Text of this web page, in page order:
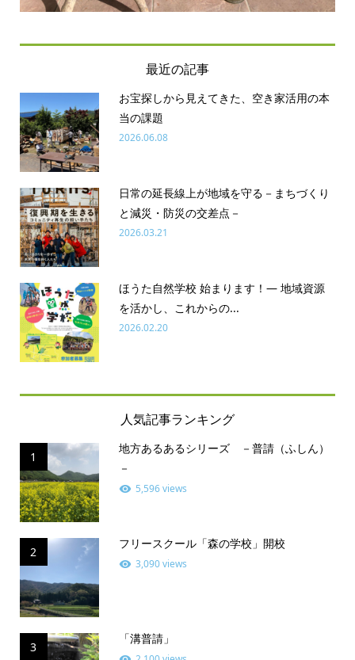
最近の記事
お宝探しから見えてきた、空き家活用の本
当の課題
2026.06.08
日常の延長線上が地域を守る－まちづくり
と減災・防災の交差点－
2026.03.21
ほうた自然学校 始まります！― 地域資源
を活かし、これからの...
2026.02.20
人気記事ランキング
1
地方あるあるシリーズ －普請（ふしん）
－
5,596 views
2
フリースクール「森の学校」開校
3,090 views
3
「溝普請」